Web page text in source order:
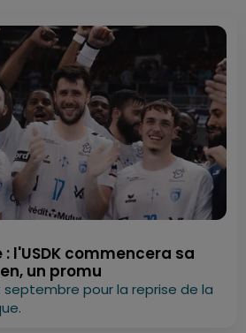
l'USDK commencera sa
un promu
pour la reprise de la